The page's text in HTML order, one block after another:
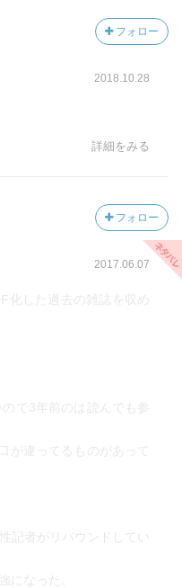
フォロー
2018.10.28
詳細をみる
フォロー
2017.06.07
化した過去の雑誌を収め
で3年前のは読んでも参
が違ってるものがあって
記者がリバウンドしてい
になった。